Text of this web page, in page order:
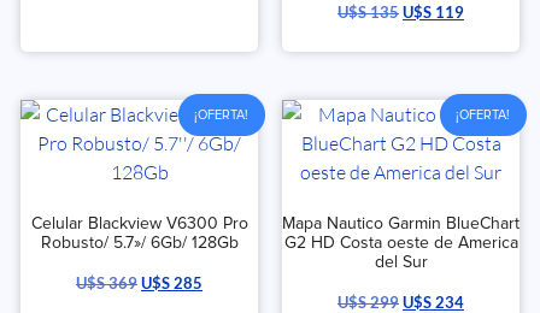
U$S135U$S 119
¡OFERTA!
Celular Blackview V6300 Pro
Robusto/ 5.7»/ 6Gb/ 128Gb
U$S369U$S285
¡OFERTA!
Mapa Nautico Garmin BlueChart
G2 HD Costa oeste de America
del Sur
U$S299U$S234